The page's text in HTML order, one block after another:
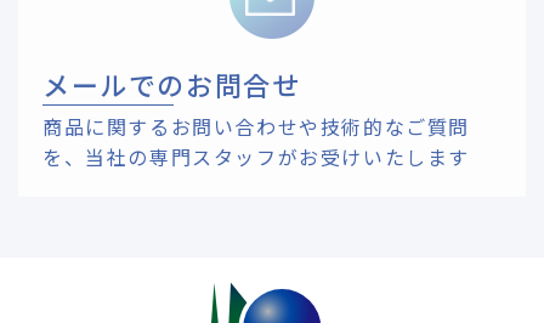
メールでのお問合せ
商品に関するお問い合わせや技術的なご質問
を、 当社の専門スタッフがお受けいたします